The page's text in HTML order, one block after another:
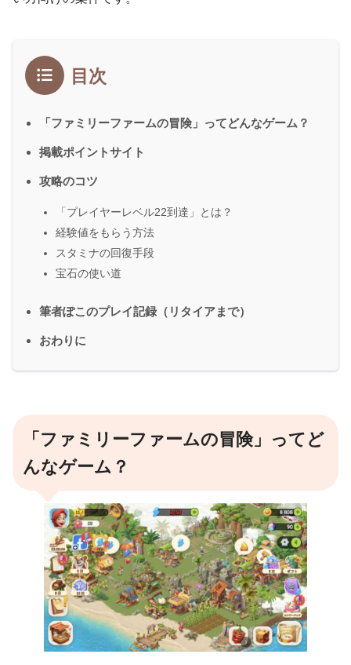
目次
「ファミリーファームの冒険」ってどんなゲーム？
掲載ポイントサイト
攻略のコツ
「プレイヤーレベル22到達」とは？
経験値をもらう方法
スタミナの回復手段
宝石の使い道
筆者ぽこのプレイ記録（リタイアまで）
おわりに
「ファミリーファームの冒険」ってど
んなゲーム？